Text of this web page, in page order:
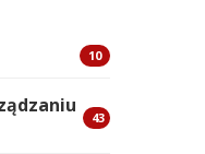
10
43